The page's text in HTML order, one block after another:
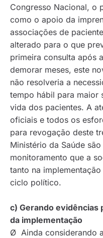
Congresso Nacional, o
como o apoio da
associações de
alterado para o que
primeira consulta após
demorar meses, este
não resolveria a
tempo hábil para maior
vida dos pacientes. A
oficiais e todos os
para revogação deste
Ministério da Saúde
monitoramento que a
tanto na
ciclo político.
c) Gerando evidências
da implementação
Ø Ainda considerando